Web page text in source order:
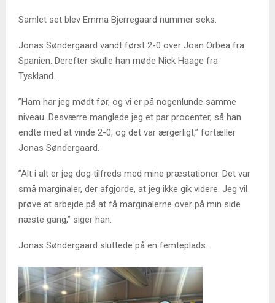
Samlet set blev Emma Bjerregaard nummer seks.
Jonas Søndergaard vandt først 2-0 over Joan Orbea fra
Spanien. Derefter skulle han møde Nick Haage fra
Tyskland.
”Ham har jeg mødt før, og vi er på nogenlunde samme
niveau. Desværre manglede jeg et par procenter, så han
endte med at vinde 2-0, og det var ærgerligt,” fortæller
Jonas Søndergaard.
”Alt i alt er jeg dog tilfreds med mine præstationer. Det var
små marginaler, der afgjorde, at jeg ikke gik videre. Jeg vil
prøve at arbejde på at få marginalerne over på min side
næste gang,” siger han.
Jonas Søndergaard sluttede på en femteplads.